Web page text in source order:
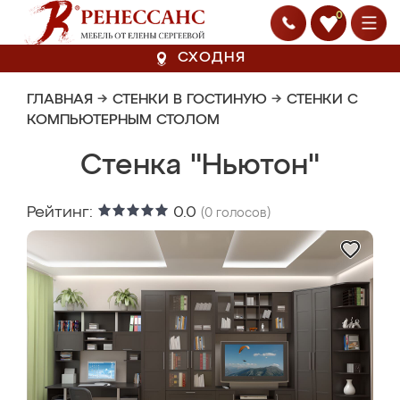
0
СХОДНЯ
ГЛАВНАЯ → СТЕНКИ В ГОСТИНУЮ → СТЕНКИ С
КОМПЬЮТЕРНЫМ СТОЛОМ
Стенка "Ньютон"
Рейтинг: 0.0 (0 голосов)